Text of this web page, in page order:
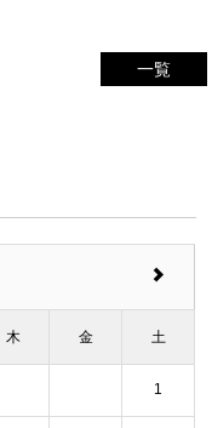
一覧
木 金 土
1